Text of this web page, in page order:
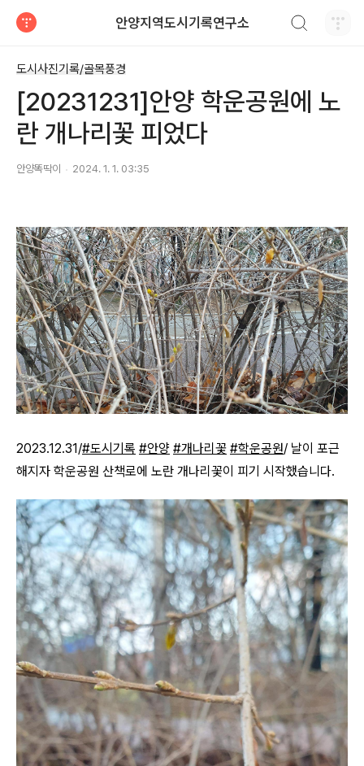
안양지역도시기록연구소
도시사진기록/골목풍경
[20231231]안양 학운공원에 노
란 개나리꽃 피었다
안양똑딱이 2024. 1. 1. 03:35
2023.12.31/#도시기록 #안양 #개나리꽃 #학운공원/ 날이 포근
해지자 학운공원 산책로에 노란 개나리꽃이 피기 시작했습니다.